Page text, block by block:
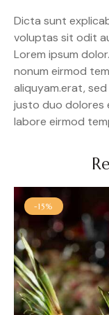
Dicta sunt
voluptas sit odit
Lorem ipsum
nonum eirmod
aliquyam.erat,
justo duo dolores
labore eirmod
-15%